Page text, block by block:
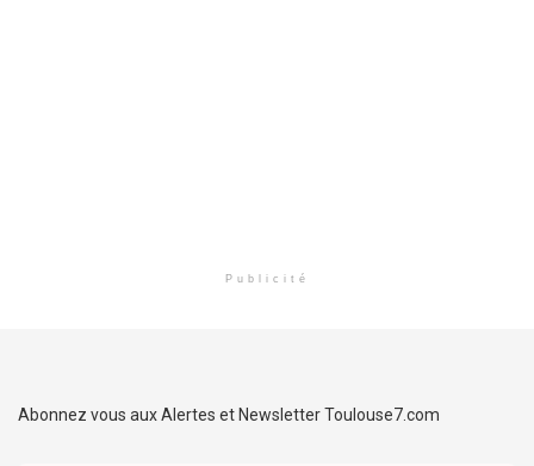
Publicité
Abonnez vous aux Alertes et Newsletter Toulouse7.com